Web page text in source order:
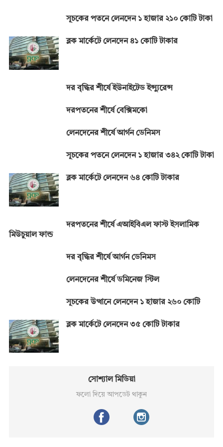
সূচকের পতনে লেনদেন ১ হাজার ২১০ কোটি টাকা
ব্লক মার্কেটে লেনদেন ৪১ কোটি টাকার
দর বৃদ্ধির শীর্ষে ইউনাইটেড ইন্স্যুরেন্স
দরপতনের শীর্ষে বেক্সিমকো
লেনদেনের শীর্ষে আর্গন ডেনিমস
সূচকের পতনে লেনদেন ১ হাজার ৩৪২ কোটি টাকা
ব্লক মার্কেটে লেনদেন ৬৪ কোটি টাকার
দরপতনের শীর্ষে এআইবিএল ফাস্ট ইসলামিক
মিউচুয়াল ফান্ড
দর বৃদ্ধির শীর্ষে আর্গন ডেনিমস
লেনদেনের শীর্ষে ডমিনেজ স্টিল
সূচকের উত্থানে লেনদেন ১ হাজার ২৬০ কোটি
ব্লক মার্কেটে লেনদেন ৩৫ কোটি টাকার
সোশ্যাল মিডিয়া
ফলো দিয়ে আপডেট থাকুন